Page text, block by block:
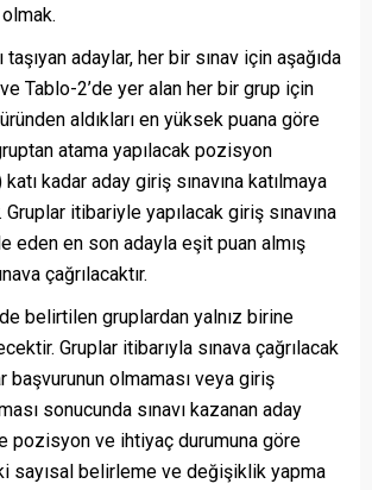
taşıyan adaylar, her bir sınav için aşağıda
Tablo-2’de yer alan her bir grup için
aldıkları en yüksek puana göre
atama yapılacak pozisyon
katı kadar aday giriş sınavına katılmaya
Gruplar itibariyle yapılacak giriş sınavına
eden en son adayla eşit puan almış
çağrılacaktır.
belirtilen gruplardan yalnız birine
Gruplar itibarıyla sınava çağrılacak
başvurunun olmaması veya giriş
sonucunda sınavı kazanan aday
pozisyon ve ihtiyaç durumuna göre
sayısal belirleme ve değişiklik yapma